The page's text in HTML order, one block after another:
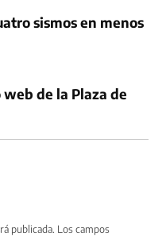
sismos en menos
de la Plaza de
publicada. Los campos